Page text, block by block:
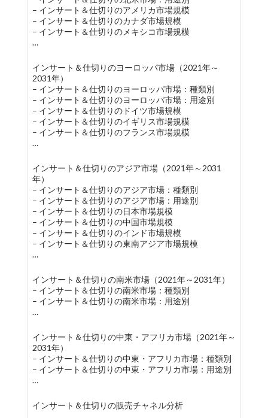
– インサート＆仕切りのアメリカ市場規模
– インサート＆仕切りのカナダ市場規模
– インサート＆仕切りのメキシコ市場規模
…
インサート＆仕切りのヨーロッパ市場（2021年～
2031年）
– インサート＆仕切りのヨーロッパ市場：種類別
– インサート＆仕切りのヨーロッパ市場：用途別
– インサート＆仕切りのドイツ市場規模
– インサート＆仕切りのイギリス市場規模
– インサート＆仕切りのフランス市場規模
…
インサート＆仕切りのアジア市場（2021年～2031
年）
– インサート＆仕切りのアジア市場：種類別
– インサート＆仕切りのアジア市場：用途別
– インサート＆仕切りの日本市場規模
– インサート＆仕切りの中国市場規模
– インサート＆仕切りのインド市場規模
– インサート＆仕切りの東南アジア市場規模
…
インサート＆仕切りの南米市場（2021年～2031年）
– インサート＆仕切りの南米市場：種類別
– インサート＆仕切りの南米市場：用途別
…
インサート＆仕切りの中東・アフリカ市場（2021年～
2031年）
– インサート＆仕切りの中東・アフリカ市場：種類別
– インサート＆仕切りの中東・アフリカ市場：用途別
…
インサート＆仕切りの販売チャネル分析